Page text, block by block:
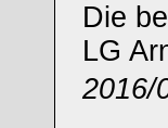
Die
LG
2016/